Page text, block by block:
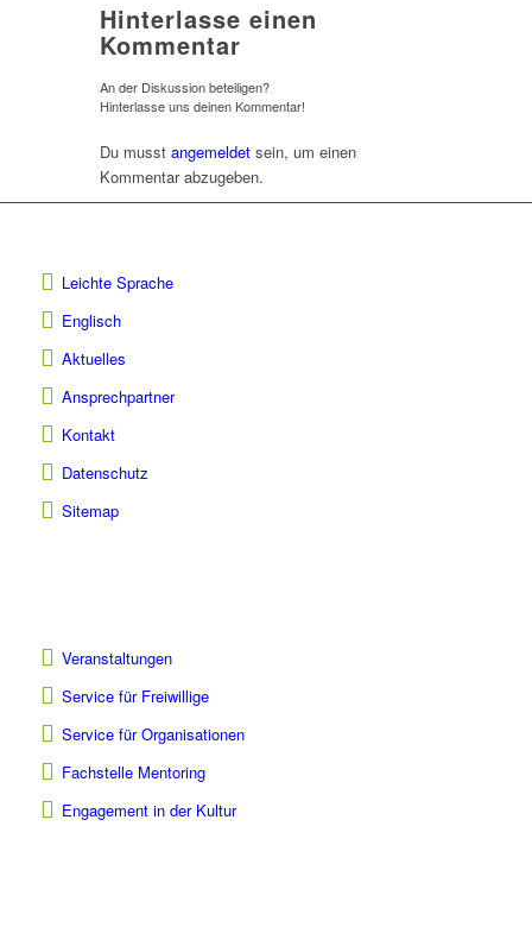
Hinterlasse einen
Kommentar
An der Diskussion beteiligen?
Hinterlasse uns deinen Kommentar!
Du musst angemeldet sein, um einen
Kommentar abzugeben.
Leichte Sprache
Englisch
Aktuelles
Ansprechpartner
Kontakt
Datenschutz
Sitemap
Veranstaltungen
Service für Freiwillige
Service für Organisationen
Fachstelle Mentoring
Engagement in der Kultur